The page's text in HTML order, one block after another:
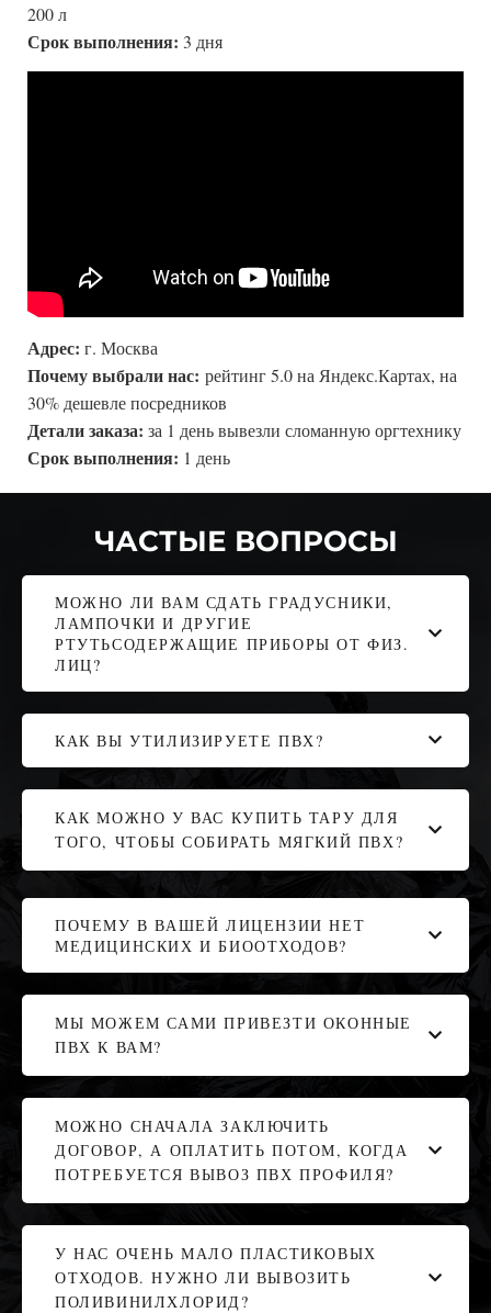
200 л
Срок выполнения: 3 дня
Адрес: г. Москва
Почему выбрали нас: рейтинг 5.0 на Яндекс.Картах, на
30% дешевле посредников
Детали заказа: за 1 день вывезли сломанную оргтехнику
Срок выполнения: 1 день
ЧАСТЫЕ ВОПРОСЫ
МОЖНО ЛИ ВАМ СДАТЬ ГРАДУСНИКИ,
ЛАМПОЧКИ И ДРУГИЕ
РТУТЬСОДЕРЖАЩИЕ ПРИБОРЫ ОТ ФИЗ.
ЛИЦ?
КАК ВЫ УТИЛИЗИРУЕТЕ ПВХ?
КАК МОЖНО У ВАС КУПИТЬ ТАРУ ДЛЯ
ТОГО, ЧТОБЫ СОБИРАТЬ МЯГКИЙ ПВХ?
ПОЧЕМУ В ВАШЕЙ ЛИЦЕНЗИИ НЕТ
МЕДИЦИНСКИХ И БИООТХОДОВ?
МЫ МОЖЕМ САМИ ПРИВЕЗТИ ОКОННЫЕ
ПВХ К ВАМ?
МОЖНО СНАЧАЛА ЗАКЛЮЧИТЬ
ДОГОВОР, А ОПЛАТИТЬ ПОТОМ, КОГДА
ПОТРЕБУЕТСЯ ВЫВОЗ ПВХ ПРОФИЛЯ?
У НАС ОЧЕНЬ МАЛО ПЛАСТИКОВЫХ
ОТХОДОВ. НУЖНО ЛИ ВЫВОЗИТЬ
ПОЛИВИНИЛХЛОРИД?